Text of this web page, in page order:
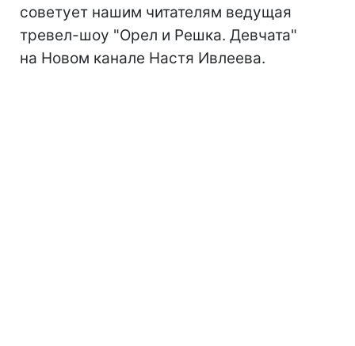
советует нашим читателям ведущая
тревел-шоу "Орел и Решка. Девчата"
на Новом канале Настя Ивлеева.